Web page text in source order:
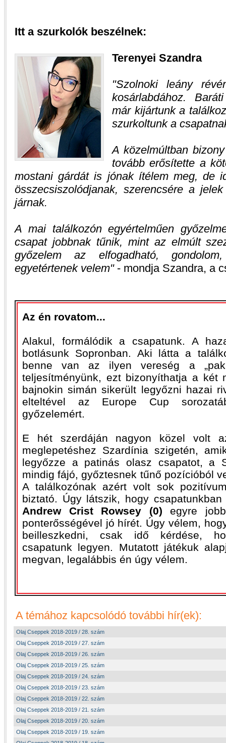
Itt a szurkolók beszélnek:
Terenyei Szandra
Szolnoki leány
kosárlabdához.
már kijártunk a
szurkoltunk a
A közelmúltban
tovább erősítette a
mostani gárdát is jónak ítélem meg, de
összecsiszolódjanak, szerencsére a
járnak.
A mai találkozón egyértelműen
csapat jobbnak tűnik, mint az elmúlt
győzelem az elfogadható,
egyetértenek velem - mondja Szandra, a
Az én rovatom...
Alakul, formálódik a csapatunk. A
botlásunk Sopronban. Aki látta a
benne van az ilyen vereség a
teljesítményünk, ezt bizonyíthatja a két
bajnokin simán sikerült legyőzni hazai
elteltével az Europe Cup
győzelemért.
E hét szerdáján nagyon közel volt
meglepetéshez Szardínia szigetén,
legyőzze a patinás olasz csapatot, a
mindig fájó, győztesnek tűnő pozícióból
A találkozónak azért volt sok
biztató. Úgy látszik, hogy
Andrew Crist Rowsey (0) egyre
ponterősségével jó hírét. Úgy vélem,
beilleszkedni, csak idő kérdése,
csapatunk legyen. Mutatott játékuk
megvan, legalábbis én úgy vélem.
A témához kapcsolódó további hír(ek):
Olaj Cseppek 2018-2019 / 28. szám
Olaj Cseppek 2018-2019 / 27. szám
Olaj Cseppek 2018-2019 / 26. szám
Olaj Cseppek 2018-2019 / 25. szám
Olaj Cseppek 2018-2019 / 24. szám
Olaj Cseppek 2018-2019 / 23. szám
Olaj Cseppek 2018-2019 / 22. szám
Olaj Cseppek 2018-2019 / 21. szám
Olaj Cseppek 2018-2019 / 20. szám
Olaj Cseppek 2018-2019 / 19. szám